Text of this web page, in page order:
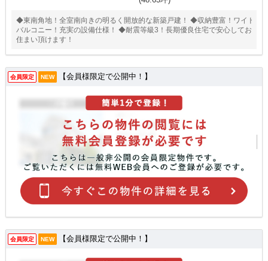
◆東南角地！全室南向きの明るく開放的な新築戸建！ ◆収納豊富！ワイド
バルコニー！充実の設備仕様！ ◆耐震等級3！長期優良住宅で安心してお
住まい頂けます！
会員限定 NEW 【会員様限定で公開中！】
会員限定 NEW 【会員様限定で公開中！】